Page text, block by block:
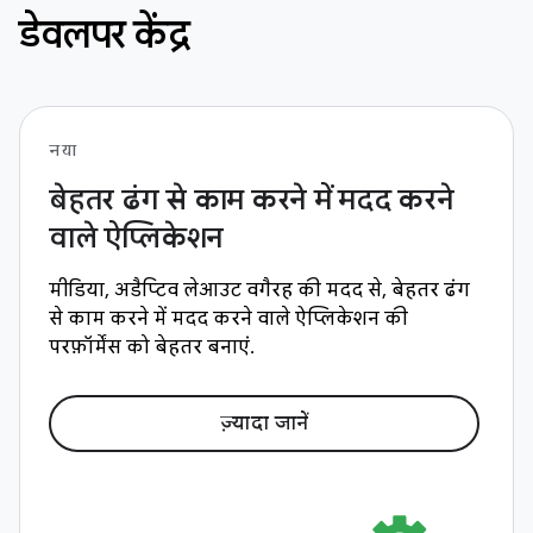
डेवलपर केंद्र
नया
बेहतर ढंग से काम करने में मदद करने
वाले ऐप्लिकेशन
मीडिया, अडैप्टिव लेआउट वगैरह की मदद से, बेहतर ढंग
से काम करने में मदद करने वाले ऐप्लिकेशन की
परफ़ॉर्मेंस को बेहतर बनाएं.
ज़्यादा जानें